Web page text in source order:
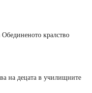
кралство
на децата в училищните